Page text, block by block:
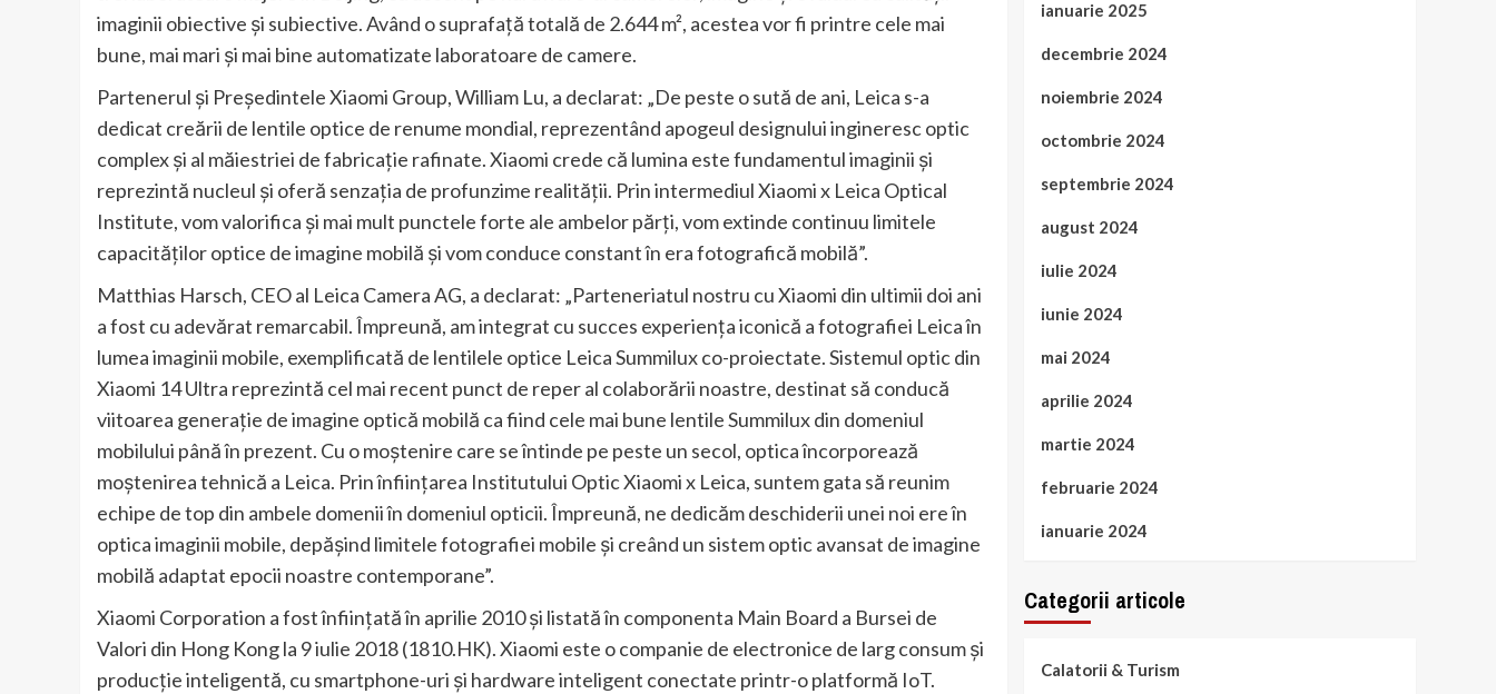
imaginii obiective și subiective. Având o suprafață totală de 2.644 m², acestea vor fi printre cele mai
bune, mai mari și mai bine automatizate laboratoare de camere.
Partenerul și Președintele Xiaomi Group, William Lu, a declarat: „De peste o sută de ani, Leica s-a
dedicat creării de lentile optice de renume mondial, reprezentând apogeul designului ingineresc optic
complex și al măiestriei de fabricație rafinate. Xiaomi crede că lumina este fundamentul imaginii și
reprezintă nucleul și oferă senzația de profunzime realității. Prin intermediul Xiaomi x Leica Optical
Institute, vom valorifica și mai mult punctele forte ale ambelor părți, vom extinde continuu limitele
capacităților optice de imagine mobilă și vom conduce constant în era fotografică mobilă”.
Matthias Harsch, CEO al Leica Camera AG, a declarat: „Parteneriatul nostru cu Xiaomi din ultimii doi ani
a fost cu adevărat remarcabil. Împreună, am integrat cu succes experiența iconică a fotografiei Leica în
lumea imaginii mobile, exemplificată de lentilele optice Leica Summilux co-proiectate. Sistemul optic din
Xiaomi 14 Ultra reprezintă cel mai recent punct de reper al colaborării noastre, destinat să conducă
viitoarea generație de imagine optică mobilă ca fiind cele mai bune lentile Summilux din domeniul
mobilului până în prezent. Cu o moștenire care se întinde pe peste un secol, optica încorporează
moștenirea tehnică a Leica. Prin înființarea Institutului Optic Xiaomi x Leica, suntem gata să reunim
echipe de top din ambele domenii în domeniul opticii. Împreună, ne dedicăm deschiderii unei noi ere în
optica imaginii mobile, depășind limitele fotografiei mobile și creând un sistem optic avansat de imagine
mobilă adaptat epocii noastre contemporane”.
Xiaomi Corporation a fost înființată în aprilie 2010 și listată în componenta Main Board a Bursei de
Valori din Hong Kong la 9 iulie 2018 (1810.HK). Xiaomi este o companie de electronice de larg consum și
producție inteligentă, cu smartphone-uri și hardware inteligent conectate printr-o platformă IoT.
ianuarie 2025
decembrie 2024
noiembrie 2024
octombrie 2024
septembrie 2024
august 2024
iulie 2024
iunie 2024
mai 2024
aprilie 2024
martie 2024
februarie 2024
ianuarie 2024
Categorii articole
Calatorii & Turism